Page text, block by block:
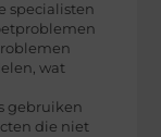
specialisten
wat
gebruiken
die niet